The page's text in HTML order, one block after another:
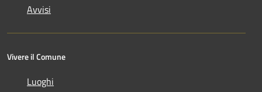
Avvisi
Vivere il Comune
Luoghi